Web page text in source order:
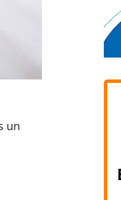
un